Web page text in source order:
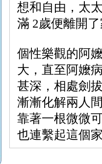
想和自由，太
滿 2歲便離開
個性樂觀的阿
大，直至阿嬤
甚深，相處劍
漸漸化解兩人
靠著一根微微
也連繫起這個